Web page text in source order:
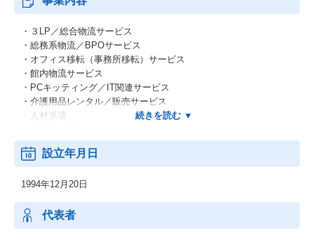
・３LP／総合物流サービス
・総務系物流／BPOサービス
・オフィス移転（事務所移転）サービス
・館内物流サービス
・PCキッティング／IT関連サービス
・介護用品レンタル／販売サービス
・人材派遣
・駐車場運営
設立年月日
1994年12月20日
代表者